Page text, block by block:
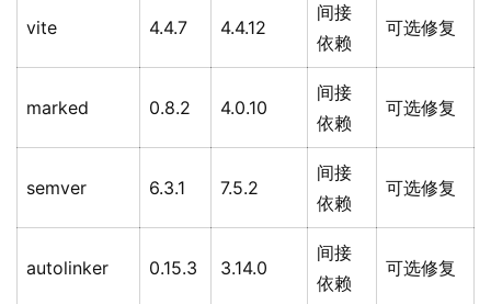
vite 4.4.7 4.4.12
间接
依赖
可选修复
marked 0.8.2 4.0.10
间接
依赖
可选修复
semver 6.3.1 7.5.2
间接
依赖
可选修复
autolinker 0.15.3 3.14.0
间接
依赖
可选修复